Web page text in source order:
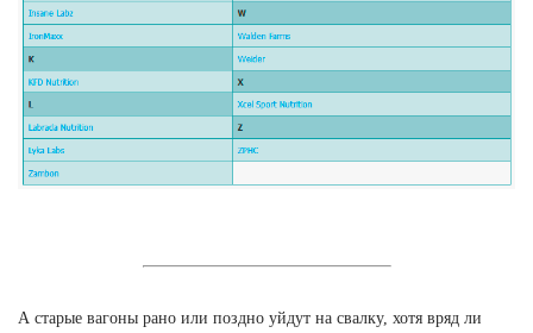
А старые вагоны рано или поздно уйдут на свалку, хотя вряд ли